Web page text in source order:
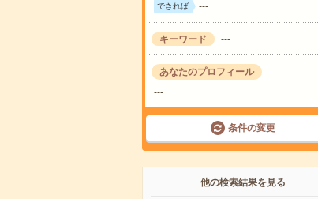
できれば ---
キーワード ---
あなたのプロフィール
---
条件の変更
他の検索結果を見る